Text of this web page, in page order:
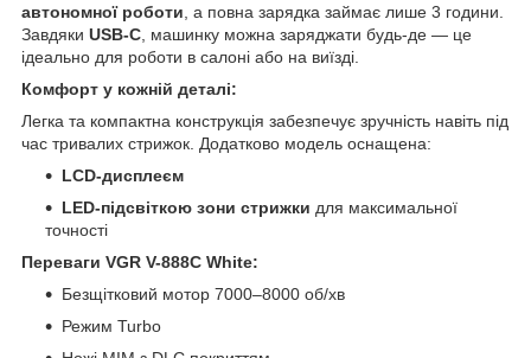
автономної роботи , а повна зарядка займає лише 3 години.
Завдяки USB-C , машинку можна заряджати будь-де — це
ідеально для роботи в салоні або на виїзді.
Комфорт у кожній деталі:
Легка та компактна конструкція забезпечує зручність навіть під
час тривалих стрижок. Додатково модель оснащена:
LCD-дисплеєм
LED-підсвіткою зони стрижки для максимальної
точності
Переваги VGR V-888C White:
Безщітковий мотор 7000–8000 об/хв
Режим Turbo